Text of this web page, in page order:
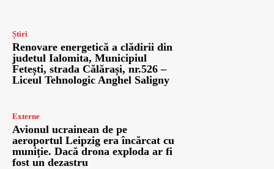
Știri
Renovare energetică a clădirii din
judetul Ialomita, Municipiul
Fetești, strada Călărași, nr.526 –
Liceul Tehnologic Anghel Saligny
Externe
Avionul ucrainean de pe
aeroportul Leipzig era încărcat cu
muniție. Dacă drona exploda ar fi
fost un dezastru